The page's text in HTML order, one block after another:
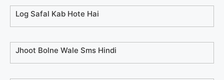
Log Safal Kab Hote Hai
Jhoot Bolne Wale Sms Hindi